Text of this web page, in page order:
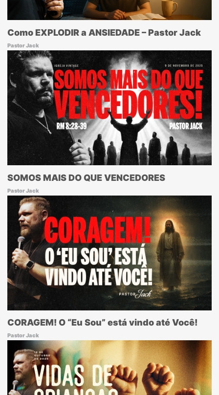
Como EXPLODIR a ANSIEDADE – Pastor Jack
Pastor Jack
SOMOS MAIS DO QUE VENCEDORES
Pastor Jack
CORAGEM! O “Eu Sou” está vindo até Você!
Pastor Jack